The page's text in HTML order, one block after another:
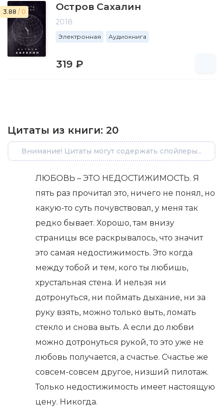
3.88 / 0 Остров Сахалин
2018
Электронная Аудиокнига
319 ₽
Цитаты из книги: 20
Внимание! Цитаты могут содержать спойлеры...
ЛЮБОВЬ – ЭТО НЕДОСТИЖИМОСТЬ. Я
пять раз прочитал это, ничего не понял, но
какую-то суть почувствовал, у меня так
редко бывает. Хорошо, там внизу
страницы все раскрывалось, что значит
это самая недостижимость. Это когда
между тобой и тем, кого ты любишь,
хрустальная стена. И нельзя ни
дотронуться, ни поймать дыхание, ни за
руку взять, можно только выть, ломать
стекло и снова выть. А если до любви
можно дотронуться рукой, то это уже не
любовь получается, а счастье. Счастье же
совсем-совсем другое, низший пилотаж.
Только недостижимость имеет настоящую
цену. Никогда.